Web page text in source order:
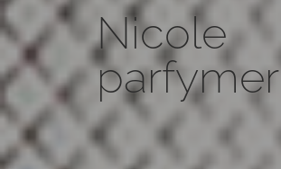
Nicole
parfymer